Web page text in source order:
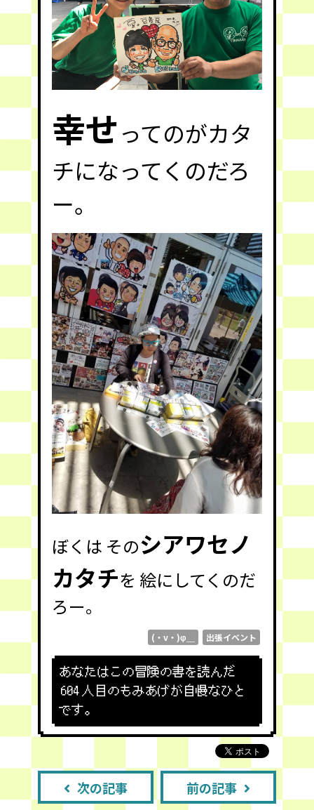
幸せってのがカタ
チになってくのだろ
ー。
ぼくは そのシアワセノ
カタチを 絵にしてくのだ
ろー。
(・v・)φ＿ 出張イベント
あなたはこの冒険の書を読んだ
604 人目のもみあげが自慢なひと
です。
次の記事 前の記事